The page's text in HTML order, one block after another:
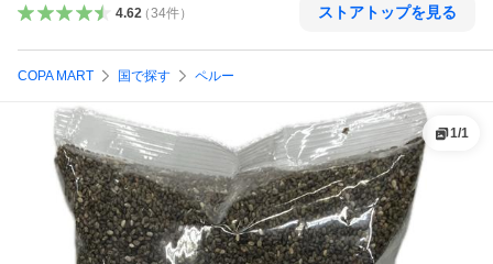
4.62（34件） ストアトップを見る
COPA MART 国で探す ペルー
1/1